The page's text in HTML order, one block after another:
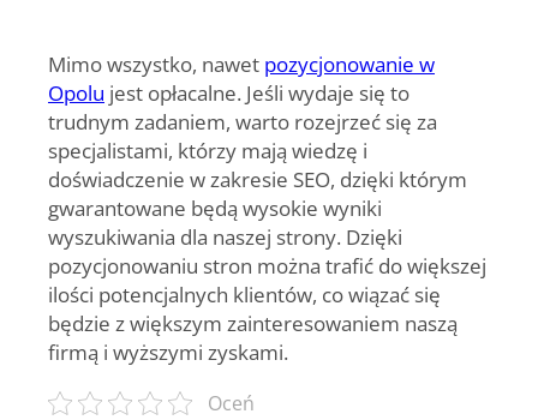
Mimo wszystko, nawet pozycjonowanie w
Opolu jest opłacalne. Jeśli wydaje się to
trudnym zadaniem, warto rozejrzeć się za
specjalistami, którzy mają wiedzę i
doświadczenie w zakresie SEO, dzięki którym
gwarantowane będą wysokie wyniki
wyszukiwania dla naszej strony. Dzięki
pozycjonowaniu stron można trafić do większej
ilości potencjalnych klientów, co wiązać się
będzie z większym zainteresowaniem naszą
firmą i wyższymi zyskami.
Oceń